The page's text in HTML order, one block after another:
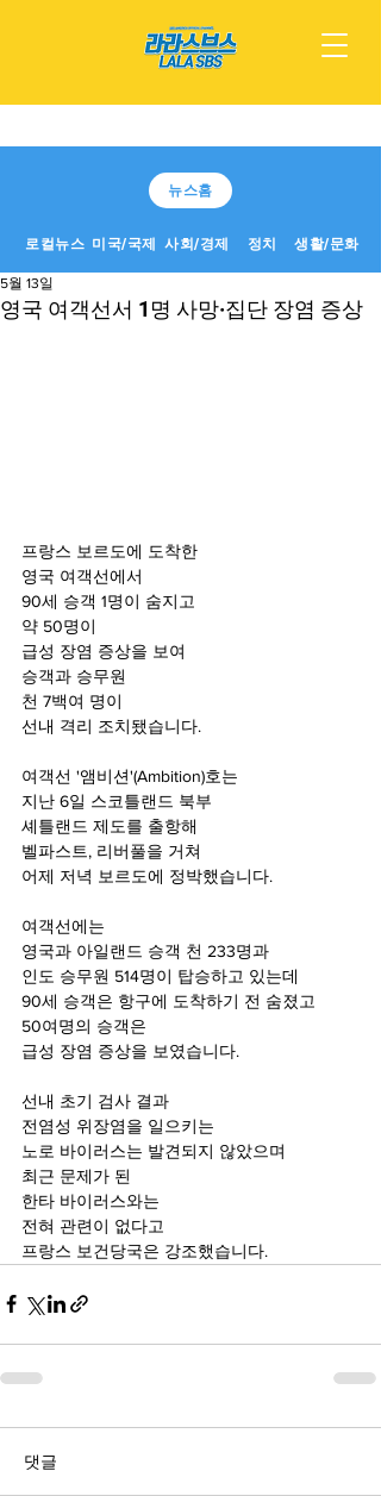
뉴스홈
로컬뉴스 미국/국제 사회/경제 정치 생활/문화
영국 여객선서 1명 사망·집단 장염 증상
5월 13일
프랑스 보르도에 도착한
영국 여객선에서
90세 승객 1명이 숨지고
약 50명이
급성 장염 증상을 보여
승객과 승무원
천 7백여 명이
선내 격리 조치됐습니다.
여객선 '앰비션'(Ambition)호는
지난 6일 스코틀랜드 북부
셰틀랜드 제도를 출항해
벨파스트, 리버풀을 거쳐
어제 저녁 보르도에 정박했습니다.
여객선에는
영국과 아일랜드 승객 천 233명과
인도 승무원 514명이 탑승하고 있는데
90세 승객은 항구에 도착하기 전 숨졌고
50여명의 승객은
급성 장염 증상을 보였습니다.
선내 초기 검사 결과
전염성 위장염을 일으키는
노로 바이러스는 발견되지 않았으며
최근 문제가 된
한타 바이러스와는
전혀 관련이 없다고
프랑스 보건당국은 강조했습니다.
댓글